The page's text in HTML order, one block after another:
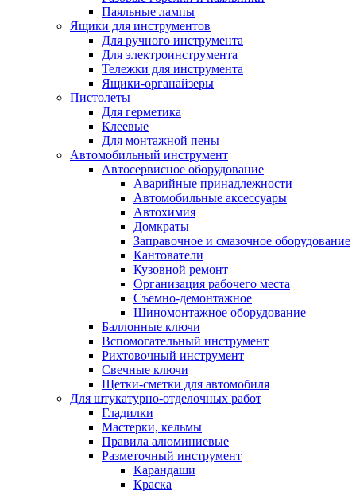
Паяльные лампы
Ящики для инструментов
Для ручного инструмента
Для электроинструмента
Тележки для инструмента
Ящики-органайзеры
Пистолеты
Для герметика
Клеевые
Для монтажной пены
Автомобильный инструмент
Автосервисное оборудование
Аварийные принадлежности
Автомобильные аксессуары
Автохимия
Домкраты
Заправочное и смазочное оборудование
Кантователи
Кузовной ремонт
Организация рабочего места
Съемно-демонтажное
Шиномонтажное оборудование
Баллонные ключи
Вспомогательный инструмент
Рихтовочный инструмент
Свечные ключи
Щетки-сметки для автомобиля
Для штукатурно-отделочных работ
Гладилки
Мастерки, кельмы
Правила алюминиевые
Разметочный инструмент
Карандаши
Краска